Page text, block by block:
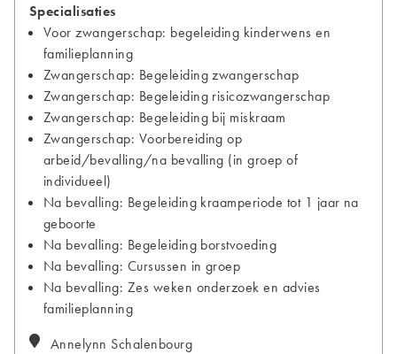
Specialisaties
Voor zwangerschap: begeleiding kinderwens en
familieplanning
Zwangerschap: Begeleiding zwangerschap
Zwangerschap: Begeleiding risicozwangerschap
Zwangerschap: Begeleiding bij miskraam
Zwangerschap: Voorbereiding op
arbeid/bevalling/na bevalling (in groep of
individueel)
Na bevalling: Begeleiding kraamperiode tot 1 jaar na
geboorte
Na bevalling: Begeleiding borstvoeding
Na bevalling: Cursussen in groep
Na bevalling: Zes weken onderzoek en advies
familieplanning
Annelynn Schalenbourg